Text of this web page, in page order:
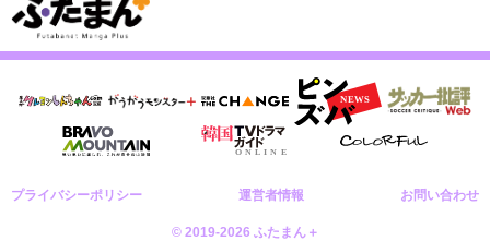
プライバシーポリシー 運営者情報 お問い合わせ
© 2019-2026 ふたまん＋